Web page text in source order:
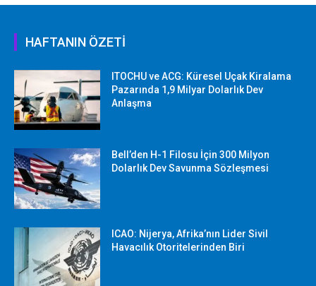
HAFTANIN ÖZETİ
ITOCHU ve ACG: Küresel Uçak Kiralama
Pazarında 1,9 Milyar Dolarlık Dev
Anlaşma
Bell’den H-1 Filosu İçin 300 Milyon
Dolarlık Dev Savunma Sözleşmesi
ICAO: Nijerya, Afrika’nın Lider Sivil
Havacılık Otoritelerinden Biri